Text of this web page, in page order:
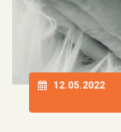
12.05.2022